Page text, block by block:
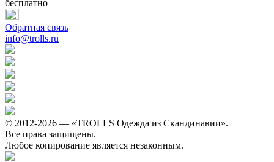
бесплатно
Обратная связь
info@trolls.ru
© 2012-2026 — «TROLLS Одежда из Скандинавии».
Все права защищены.
Любое копирование является незаконным.